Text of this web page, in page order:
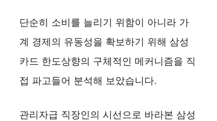
단순히 소비를 늘리기 위함이 아니라 가
계 경제의 유동성을 확보하기 위해 삼성
카드 한도상향의 구체적인 메커니즘을 직
접 파고들어 분석해 보았습니다.
관리자급 직장인의 시선으로 바라본 삼성